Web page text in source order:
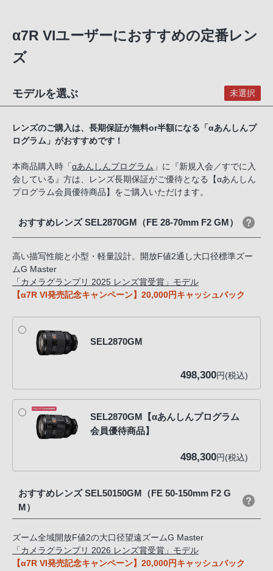
α7R VIユーザーにおすすめの定番レン
ズ
モデルを選ぶ 未選択
レンズのご購入は、長期保証が無料or半額になる「αあんしんプ
ログラム」がおすすめです！
本商品購入時「 αあんしんプログラム 」に『新規入会／すでに入
会している』方は、レンズ長期保証がご優待となる【αあんしん
プログラム会員優待商品】をご購入いただけます。
おすすめレンズ SEL2870GM（FE 28-70mm F2 GM）
高い描写性能と小型・軽量設計。開放F値2通し大口径標準ズー
ムG Master
「カメラグランプリ 2025 レンズ賞受賞」モデル
【α7R VI発売記念キャンペーン】20,000円キャッシュバック
SEL2870GM
498,300円(税込)
SEL2870GM【αあんしんプログラム
会員優待商品】
498,300円(税込)
おすすめレンズ SEL50150GM（FE 50-150mm F2 G
M）
ズーム全域開放F値2の大口径望遠ズームG Master
「カメラグランプリ 2026 レンズ賞受賞」モデル
【α7R VI発売記念キャンペーン】20,000円キャッシュバック